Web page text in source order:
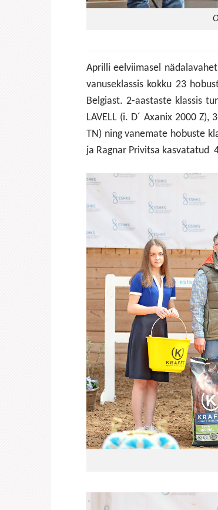
Aprilli eelviimasel
vanuseklassis kokku 23
Belgiast. 2-aastaste klassis
LAVELL (i. D´ Axanix 2000
TN) ning vanemate hobuste
ja Ragnar Privitsa kasvatatud